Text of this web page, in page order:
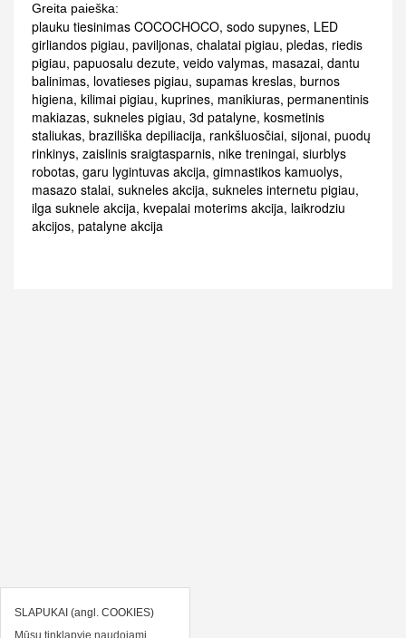
SLAPUKAI (angl. COOKIES)
Mūsų tinklapyje naudojami
Greita paieška:
plauku tiesinimas COCOCHOCO, sodo supynes, LED
girliandos pigiau, paviljonas, chalatai pigiau, pledas, riedis
pigiau, papuosalu dezute, veido valymas, masazai, dantu
balinimas, lovatieses pigiau, supamas kreslas, burnos
higiena, kilimai pigiau, kuprines, manikiuras, permanentinis
makiazas, sukneles pigiau, 3d patalyne, kosmetinis
staliukas, braziliška depiliacija, rankšluosčiai, sijonai, puodų
rinkinys, zaislinis sraigtasparnis, nike treningai, siurblys
robotas, garu lygintuvas akcija, gimnastikos kamuolys,
masazo stalai, sukneles akcija, sukneles internetu pigiau,
ilga suknele akcija, kvepalai moterims akcija, laikrodziu
akcijos, patalyne akcija